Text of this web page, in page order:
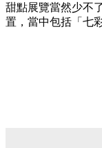
甜點展覽當然少不
置，當中包括「七